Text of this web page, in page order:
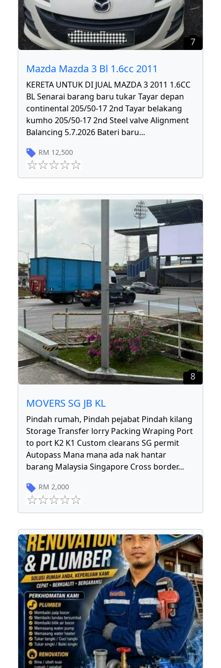
7
Mazda Mazda 3 Bl 1.6cc 2011
KERETA UNTUK DI JUAL MAZDA 3 2011 1.6CC
BL Senarai barang baru tukar Tayar depan
continental 205/50-17 2nd Tayar belakang
kumho 205/50-17 2nd Steel valve Alignment
Balancing 5.7.2026 Bateri baru...
RM 12,500
8
MOVERS SG JB KL
Pindah rumah, Pindah pejabat Pindah kilang
Storage Transfer lorry Packing Wraping Port
to port K2 K1 Custom clearans SG permit
Autopass Mana mana ada nak hantar
barang Malaysia Singapore Cross border...
RM 2,000